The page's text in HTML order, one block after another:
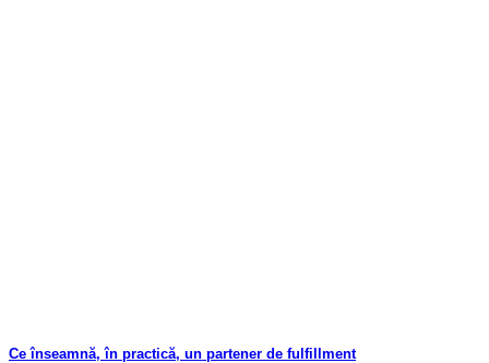
Ce înseamnă, în practică, un partener de fulfillment